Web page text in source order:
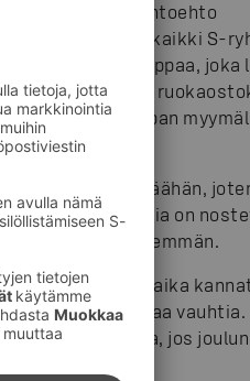
myös kätevä vaihtoehto
verkosto kattaa kaikki S-
Osuuskauppaa, joka
alueella
verkkokaupan
30 päivän päähän,
kapasiteettia on
arkiviikkoa enemmän.
oma toimitusaika
täyttyvät jo kovaa vauhtia.
jos joulun